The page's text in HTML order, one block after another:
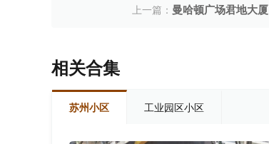
上一篇： 曼哈顿广场君地大厦
相关合集
苏州小区 工业园区小区